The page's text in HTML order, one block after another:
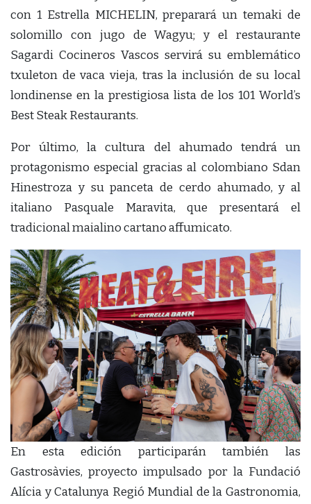
con 1 Estrella MICHELIN, preparará un temaki de
solomillo con jugo de Wagyu; y el restaurante
Sagardi Cocineros Vascos servirá su emblemático
txuleton de vaca vieja, tras la inclusión de su local
londinense en la prestigiosa lista de los 101 World’s
Best Steak Restaurants.
Por último, la cultura del ahumado tendrá un
protagonismo especial gracias al colombiano Sdan
Hinestroza y su panceta de cerdo ahumado, y al
italiano Pasquale Maravita, que presentará el
tradicional maialino cartano affumicato.
En esta edición participarán también las
Gastrosàvies, proyecto impulsado por la Fundació
Alícia y Catalunya Regió Mundial de la Gastronomia,